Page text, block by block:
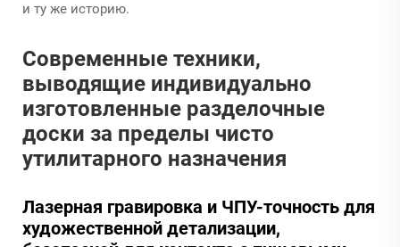
и ту же историю.
Современные техники,
выводящие индивидуально
изготовленные разделочные
доски за пределы чисто
утилитарного назначения
Лазерная гравировка и ЧПУ-точность для
художественной детализации,